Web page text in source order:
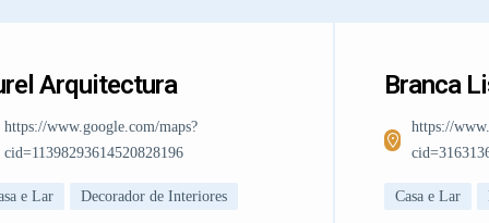
Arquitectura
https://www.google.com/maps?
cid=11398293614520828196
e Lar Decorador de Interiores
Branca
https://
Casa e Lar